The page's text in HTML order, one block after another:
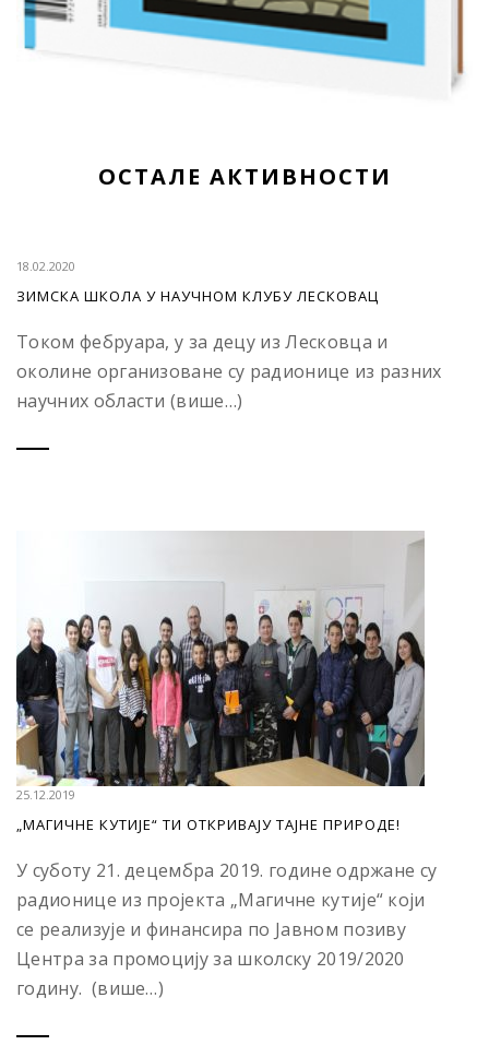
ОСТАЛЕ АКТИВНОСТИ
18.02.2020
ЗИМСКА ШКОЛА У НАУЧНОМ КЛУБУ ЛЕСКОВАЦ
Током фебруара, у за децу из Лесковца и
околине организоване су радионице из разних
научних области (више…)
25.12.2019
„МАГИЧНЕ КУТИЈЕ“ ТИ ОТКРИВАЈУ ТАЈНЕ ПРИРОДЕ!
У суботу 21. децембра 2019. године одржане су
радионице из пројекта „Магичне кутије“ који
се реализује и финансира по Јавном позиву
Центра за промоцију за школску 2019/2020
годину. (више…)